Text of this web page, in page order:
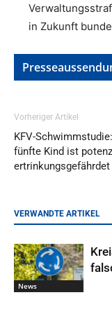
in Zukunft
Vorheriger Artikel
KFV-
fünfte Kind ist
ertrinkungsgefährdet
VERWANDTE ARTIKEL
News